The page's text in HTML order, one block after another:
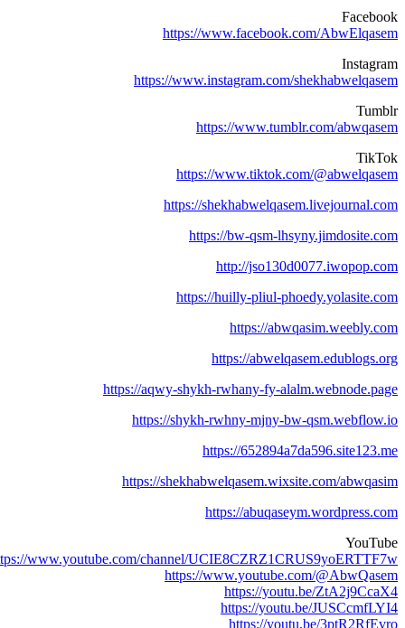
https://www.facebook.com/
https://www.instagram.com/
https://www.tumblr.com/
https://www.tiktok.com/
https://
https://bw-qsm-
http://
https://huilly-pliul-
https://
https://
https://aqwy-shykh-rwhany-fy-
https://shykh-rwhny-mjny-bw-
https://
https://shekhabwelqasem.wixsite.com/
https://
https://www.youtube.com/channel/
https://www.youtube.com/
https://youtu.be/
https://youtu.be/
https://youtu.be/